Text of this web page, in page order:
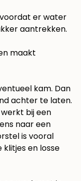
er water
aantrekken.
maakt
kam. Dan
achter te laten.
bij een
naar een
is vooral
klitjes en losse